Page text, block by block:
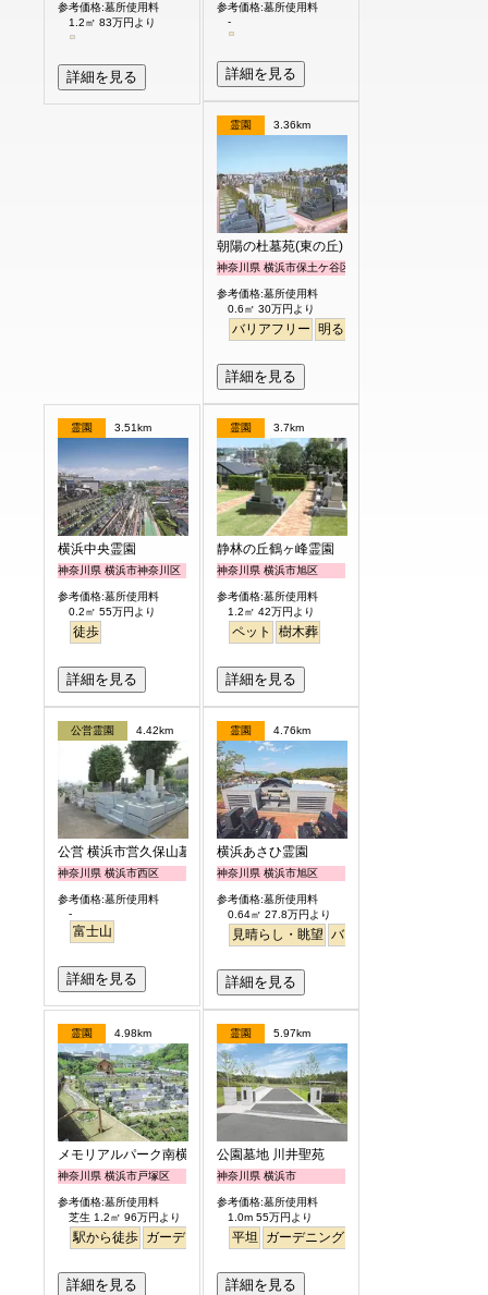
参考価格:墓所使用料
1.2㎡ 83万円より
詳細を見る
参考価格:墓所使用料
-
詳細を見る
霊園 3.36km
朝陽の杜墓苑(東の丘)
神奈川県 横浜市保土ケ谷区
参考価格:墓所使用料
0.6㎡ 30万円より
バリアフリー 明るい
詳細を見る
霊園 3.51km
横浜中央霊園
神奈川県 横浜市神奈川区
参考価格:墓所使用料
0.2㎡ 55万円より
徒歩
詳細を見る
霊園 3.7km
静林の丘鶴ヶ峰霊園
神奈川県 横浜市旭区
参考価格:墓所使用料
1.2㎡ 42万円より
ペット 樹木葬
詳細を見る
公営霊園 4.42km
公営 横浜市営久保山墓地
神奈川県 横浜市西区
参考価格:墓所使用料
-
富士山
詳細を見る
霊園 4.76km
横浜あさひ霊園
神奈川県 横浜市旭区
参考価格:墓所使用料
0.64㎡ 27.8万円より
見晴らし・眺望 バリアフリー
詳細を見る
霊園 4.98km
メモリアルパーク南横浜
神奈川県 横浜市戸塚区
参考価格:墓所使用料
芝生 1.2㎡ 96万円より
駅から徒歩 ガーデニング バリアフリー ペット
詳細を見る
霊園 5.97km
公園墓地 川井聖苑
神奈川県 横浜市
参考価格:墓所使用料
1.0m 55万円より
平坦 ガーデニング
詳細を見る